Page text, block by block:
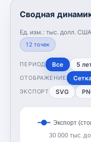
Сводная
Ед. изм.: тыс. долл. США
12 точек
ПЕРИОД Все 5
ОТОБРАЖЕНИЕ
ЭКСПОРТ SVG
30 000 тыс.
Экспорт